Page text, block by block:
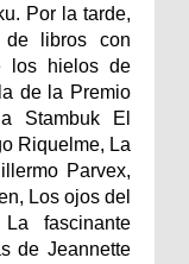
Por la tarde,
de libros con
los hielos de
de la Premio
Stambuk El
Riquelme, La
Parvex,
Los ojos del
fascinante
de Jeannette